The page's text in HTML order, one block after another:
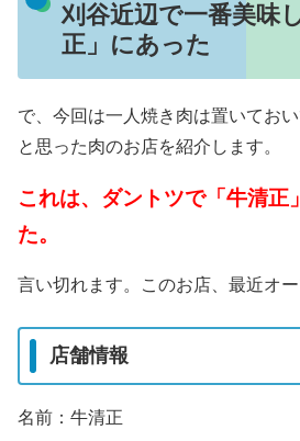
刈谷近辺で一番美味
正」にあった
で、今回は一人焼き肉は置いてお
と思った肉のお店を紹介します。
これは、ダントツで「牛清正
た。
言い切れます。このお店、最近オ
店舗情報
名前：牛清正